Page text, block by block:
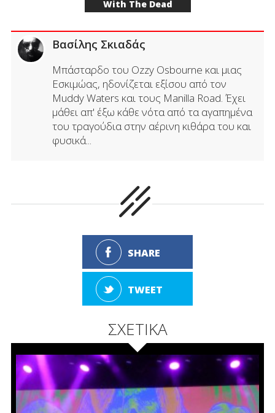
With The Dead
Βασίλης Σκιαδάς
Μπάσταρδο του Ozzy Οsbourne και μιας
Εσκιμώας, ηδονίζεται εξίσου από τον
Muddy Waters και τους Manilla Road. Έχει
μάθει απ' έξω κάθε νότα από τα αγαπημένα
του τραγούδια στην αέρινη κιθάρα του και
φυσικά...
SHARE
TWEET
ΣΧΕΤΙΚΑ